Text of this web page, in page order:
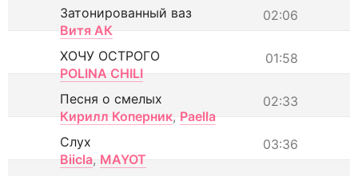
02:06
Затонированный ваз
Витя АК
01:58
ХОЧУ ОСТРОГО
POLINA CHILI
02:33
Песня о смелых
Кирилл Коперник, Paella
03:36
Слух
Biicla, MAYOT